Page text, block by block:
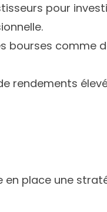
pour
bourses comme
rendements
en place une